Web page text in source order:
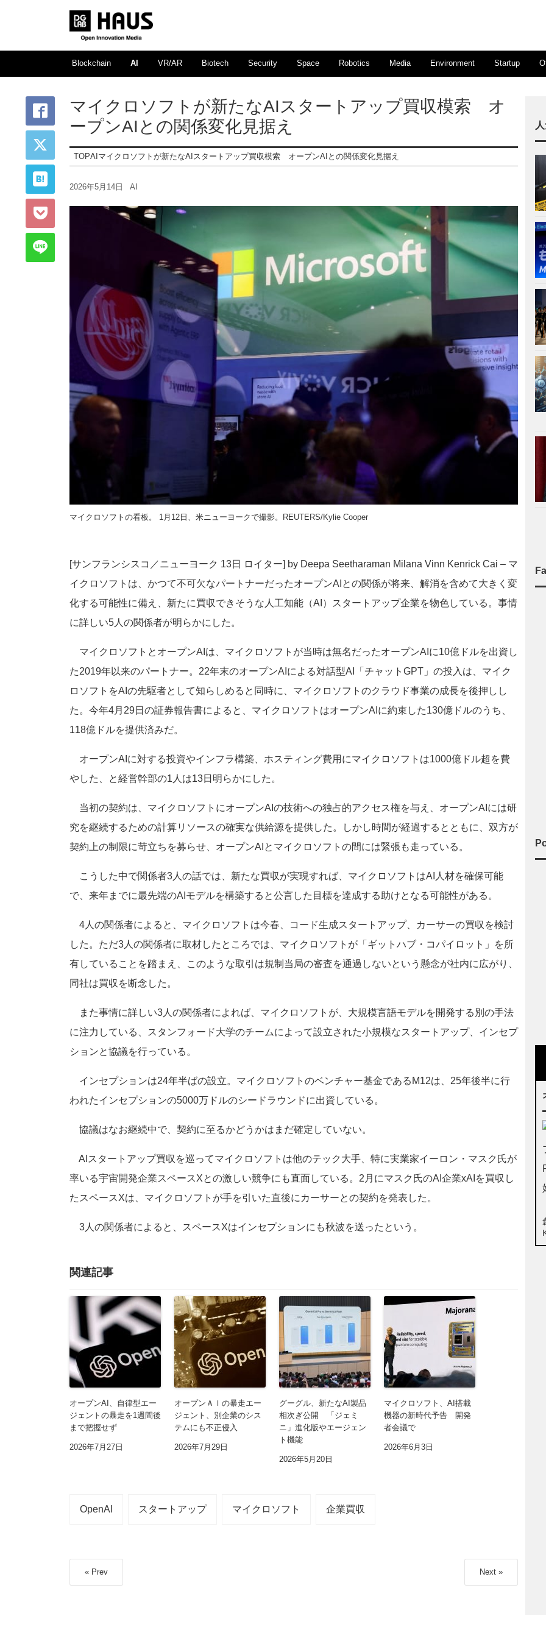
Blockchain AI VR/AR Biotech Security Space Robotics Media Environment Startup
マイクロソフトが新たなAIスタートアップ買収模索 オ
ープンAIとの関係変化見据え
TOPAI マイクロソフトが新たなAIスタートアップ買収模索 オープンAIとの関係変化見据え
2026年5月14日 AI
マイクロソフトの看板。 1月12日、米ニューヨークで撮影。REUTERS/Kylie Cooper
[サンフランシスコ／ニューヨーク 13日 ロイター] by Deepa Seetharaman Milana Vinn Kenrick Cai – マ
イクロソフトは、かつて不可欠なパートナーだったオープンAIとの関係が将来、解消を含めて大きく変
化する可能性に備え、新たに買収できそうな人工知能（AI）スタートアップ企業を物色している。事情
に詳しい5人の関係者が明らかにした。
マイクロソフトとオープンAIは、マイクロソフトが当時は無名だったオープンAIに10億ドルを出資し
た2019年以来のパートナー。22年末のオープンAIによる対話型AI「チャットGPT」の投入は、マイク
ロソフトをAIの先駆者として知らしめると同時に、マイクロソフトのクラウド事業の成長を後押しし
た。今年4月29日の証券報告書によると、マイクロソフトはオープンAIに約束した130億ドルのうち、
118億ドルを提供済みだ。
オープンAIに対する投資やインフラ構築、ホスティング費用にマイクロソフトは1000億ドル超を費
やした、と経営幹部の1人は13日明らかにした。
当初の契約は、マイクロソフトにオープンAIの技術への独占的アクセス権を与え、オープンAIには研
究を継続するための計算リソースの確実な供給源を提供した。しかし時間が経過するとともに、双方が
契約上の制限に苛立ちを募らせ、オープンAIとマイクロソフトの間には緊張も走っている。
こうした中で関係者3人の話では、新たな買収が実現すれば、マイクロソフトはAI人材を確保可能
で、来年までに最先端のAIモデルを構築すると公言した目標を達成する助けとなる可能性がある。
4人の関係者によると、マイクロソフトは今春、コード生成スタートアップ、カーサーの買収を検討
した。ただ3人の関係者に取材したところでは、マイクロソフトが「ギットハブ・コパイロット」を所
有していることを踏まえ、このような取引は規制当局の審査を通過しないという懸念が社内に広がり、
同社は買収を断念した。
また事情に詳しい3人の関係者によれば、マイクロソフトが、大規模言語モデルを開発する別の手法
に注力している、スタンフォード大学のチームによって設立された小規模なスタートアップ、インセプ
ションと協議を行っている。
インセプションは24年半ばの設立。マイクロソフトのベンチャー基金であるM12は、25年後半に行
われたインセプションの5000万ドルのシードラウンドに出資している。
協議はなお継続中で、契約に至るかどうかはまだ確定していない。
AIスタートアップ買収を巡ってマイクロソフトは他のテック大手、特に実業家イーロン・マスク氏が
率いる宇宙開発企業スペースXとの激しい競争にも直面している。2月にマスク氏のAI企業xAIを買収し
たスペースXは、マイクロソフトが手を引いた直後にカーサーとの契約を発表した。
3人の関係者によると、スペースXはインセプションにも秋波を送ったという。
関連記事
オープンAI、自律型エー
ジェントの暴走を1週間後
まで把握せず
2026年7月27日
オープンＡＩの暴走エー
ジェント、別企業のシス
テムにも不正侵入
2026年7月29日
グーグル、新たなAI製品
相次ぎ公開 「ジェミ
ニ」進化版やエージェン
ト機能
2026年5月20日
マイクロソフト、AI搭載
機器の新時代予告 開発
者会議で
2026年6月3日
OpenAI スタートアップ マイクロソフト 企業買収
« Prev Next »